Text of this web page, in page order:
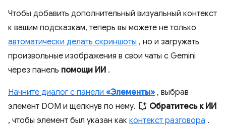
Чтобы добавить дополнительный визуальный контекст
к вашим подсказкам, теперь вы можете не только
автоматически делать скриншоты , но и загружать
произвольные изображения в свои чаты с Gemini
через панель помощи ИИ .
Начните диалог с панели «Элементы» , выбрав
элемент DOM и щелкнув по нему.
Обратитесь к ИИ
, чтобы элемент был указан как контекст разговора .